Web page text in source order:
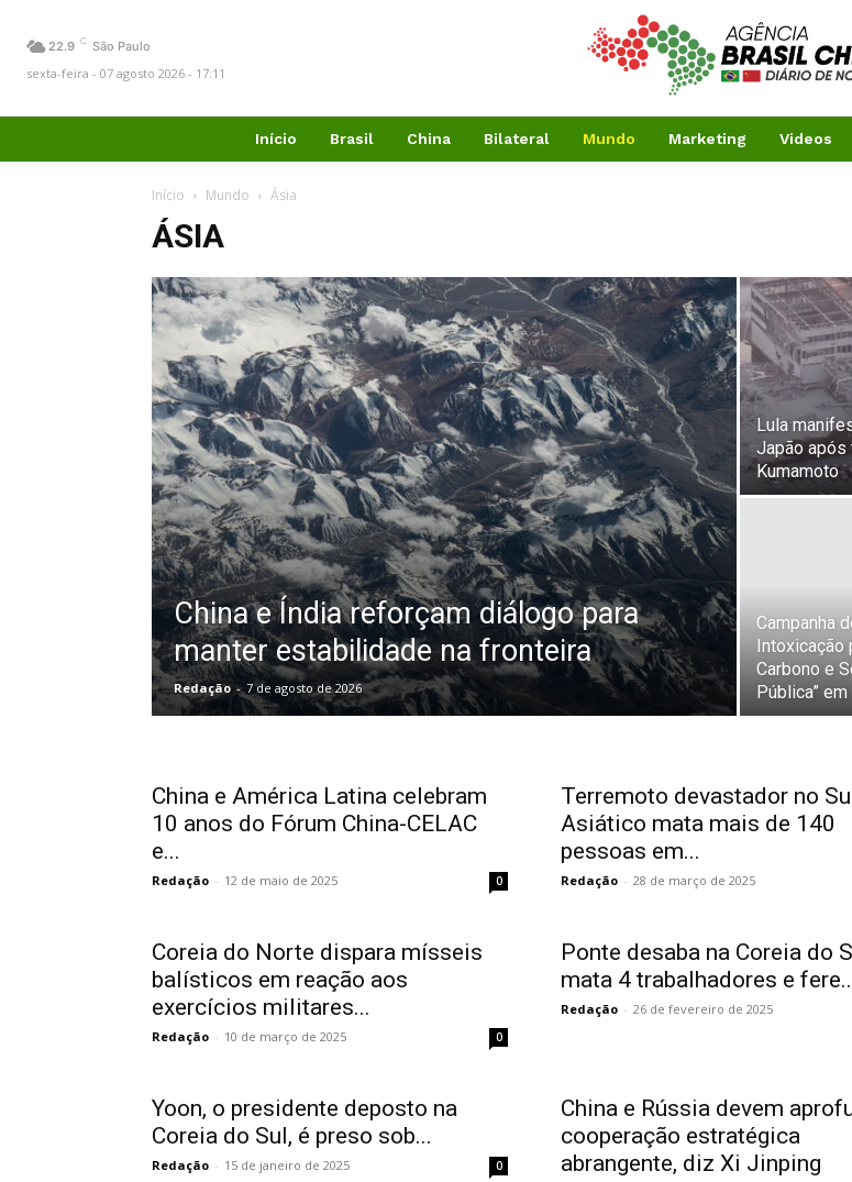
22.9 C São Paulo
sexta-feira - 07 agosto 2026 - 17:11
Início Brasil China Bilateral Mundo Marketing Videos
Início Mundo Ásia
ÁSIA
China e Índia reforçam diálogo para
manter estabilidade na fronteira
Redação - 7 de agosto de 2026
Lula
Japão após
Kumamoto
Campanha
Intoxicação
Carbono e
Pública”
China e América Latina celebram
10 anos do Fórum China-CELAC
e...
Redação - 12 de maio de 2025 0
Terremoto devastador no
Asiático mata mais de 140
pessoas em...
Redação - 28 de março de 2025
Coreia do Norte dispara mísseis
balísticos em reação aos
exercícios militares...
Redação - 10 de março de 2025 0
Ponte desaba na Coreia do
mata 4 trabalhadores e
Redação - 26 de fevereiro de 2025
Yoon, o presidente deposto na
Coreia do Sul, é preso sob...
Redação - 15 de janeiro de 2025 0
China e Rússia devem
cooperação estratégica
abrangente, diz Xi Jinping